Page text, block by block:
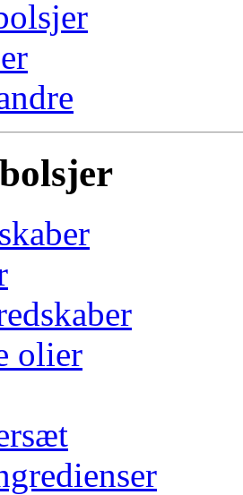
olier